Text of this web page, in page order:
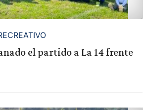
el partido a La 14 frente